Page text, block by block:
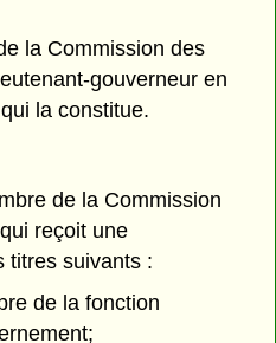
la Commission des
gouverneur en
la constitue.
de la Commission
reçoit une
titres suivants :
de la fonction